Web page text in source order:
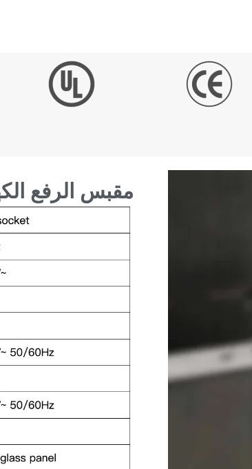
مقبس الرفع